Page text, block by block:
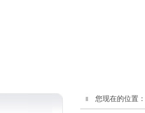
您现在的位置：